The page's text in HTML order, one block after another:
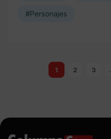
#Personajes
1 2 3